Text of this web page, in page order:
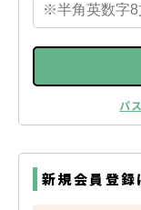
パ
新規会員登録